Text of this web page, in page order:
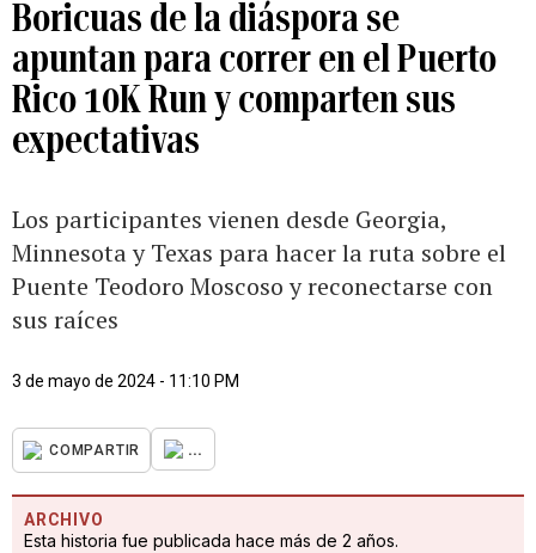
Boricuas de la diáspora se
apuntan para correr en el Puerto
Rico 10K Run y comparten sus
expectativas
Los participantes vienen desde Georgia,
Minnesota y Texas para hacer la ruta sobre el
Puente Teodoro Moscoso y reconectarse con
sus raíces
3 de mayo de 2024 - 11:10 PM
COMPARTIR ...
ARCHIVO
Esta historia fue publicada hace más de 2 años.